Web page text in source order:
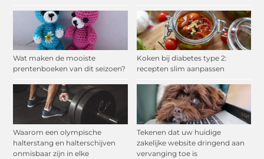
Wat maken de mooiste
prentenboeken van dit seizoen?
Koken bij diabetes type 2:
recepten slim aanpassen
Waarom een olympische
halterstang en halterschijven
onmisbaar zijn in elke
Tekenen dat uw huidige
zakelijke website dringend aan
vervanging toe is